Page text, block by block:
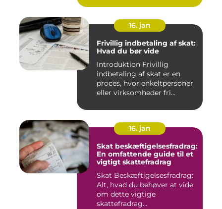
16. jan
Frivillig indbetaling af skat:
Hvad du bør vide
Introduktion Frivillig
indbetaling af skat er en
proces, hvor enkeltpersoner
eller virksomheder fri...
16. jan
Skat beskæftigelsesfradrag:
En omfattende guide til et
vigtigt skattefradrag
Skat Beskæftigelsesfradrag:
Alt, hvad du behøver at vide
om dette vigtige
skattefradrag